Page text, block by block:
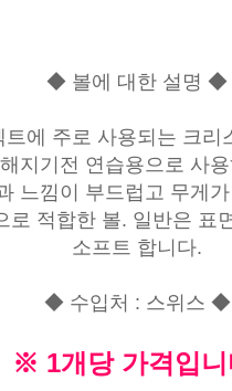
◆ 볼에 대한 설명 ◆
트에 주로 사용되는 크리
지기전 연습용으로 사
느낌이 부드럽고 무게
로 적합한 볼. 일반은 표
소프트 합니다.
◆ 수입처 : 스위스 ◆
※ 1개당 가격입니